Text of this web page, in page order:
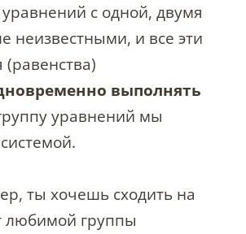
с одной, двумя
неизвестными, и все эти
выполнять
уравнений мы
ты хочешь сходить на
любимой группы